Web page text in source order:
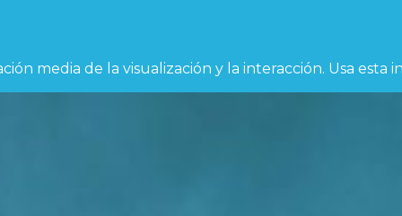
media de la visualización y la interacción. Usa